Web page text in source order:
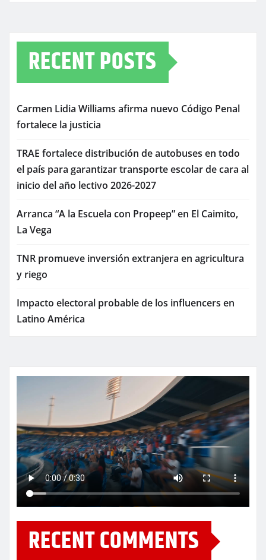
RECENT POSTS
Carmen Lidia Williams afirma nuevo Código Penal
fortalece la justicia
TRAE fortalece distribución de autobuses en todo
el país para garantizar transporte escolar de cara al
inicio del año lectivo 2026-2027
Arranca “A la Escuela con Propeep” en El Caimito,
La Vega
TNR promueve inversión extranjera en agricultura
y riego
Impacto electoral probable de los influencers en
Latino América
RECENT COMMENTS